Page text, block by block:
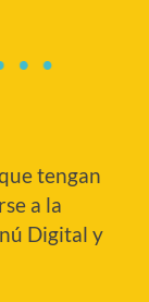
tengan
a la
Digital y